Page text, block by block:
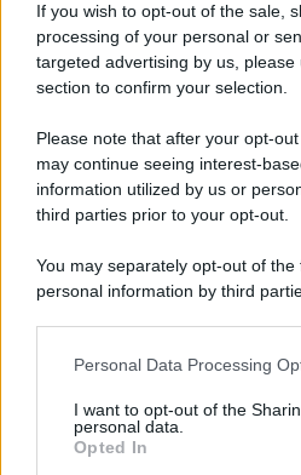
If you wish to opt-out of the sale,
processing of your personal or
targeted advertising by us,
section to confirm your selection.
Please note that after your opt-
may continue seeing interest-
information utilized by us or
third parties prior to your opt-out.
You may separately opt-out of
personal information by third
This information may also be
disclose it to other third parties.
Please note that this website/app
Personal Data Processing
I want to opt-out of the
personal data.
Opted In
Newz Ohio
Gameland
Hig Tech Mag
Lgbtqia News
Motors Magazine 365
Day Travel 365
Cineverse Magazine